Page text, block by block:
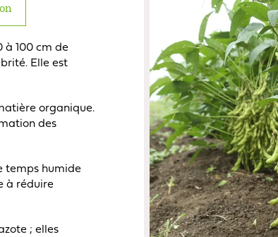
à 100 cm de
Elle est
organique.
des
temps humide
à réduire
; elles